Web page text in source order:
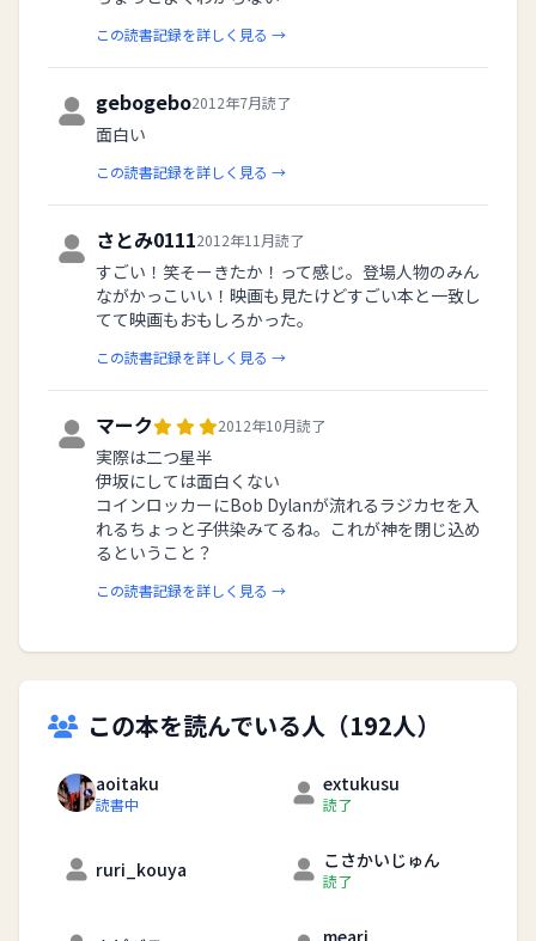
この読書記録を詳しく見る →
gebogebo2012年7月読了
面白い
この読書記録を詳しく見る →
さとみ01112012年11月読了
すごい！笑そーきたか！って感じ。登場人物のみん
ながかっこいい！映画も見たけどすごい本と一致し
てて映画もおもしろかった。
この読書記録を詳しく見る →
マーク 2012年10月読了
実際は二つ星半
伊坂にしては面白くない
コインロッカーにBob Dylanが流れるラジカセを入
れるちょっと子供染みてるね。これが神を閉じ込め
るということ？
この読書記録を詳しく見る →
この本を読んでいる人（192人）
aoitaku
読書中
extukusu
読了
ruri_kouya こさかいじゅん
読了
meari